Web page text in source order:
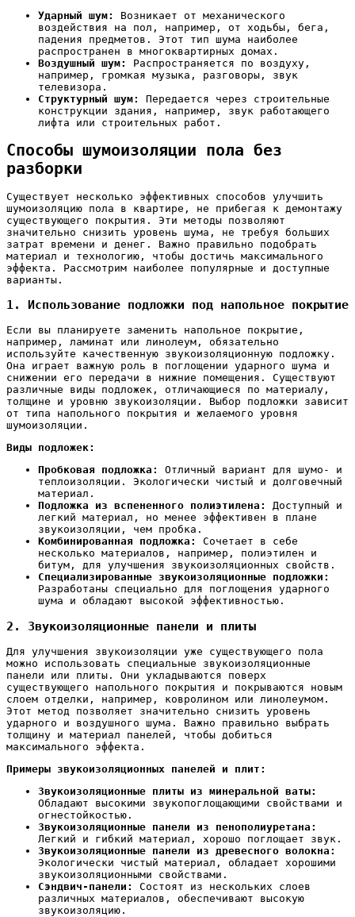
Ударный шум:
Возникает от механического
воздействия на пол, например, от ходьбы, бега,
падения предметов. Этот тип шума наиболее
распространен в многоквартирных домах.
Воздушный шум:
Распространяется по воздуху,
например, громкая музыка, разговоры, звук
телевизора.
Структурный шум:
Передается через строительные
конструкции здания, например, звук работающего
лифта или строительных работ.
Способы шумоизоляции пола без
разборки
Существует несколько эффективных способов улучшить
шумоизоляцию пола в квартире, не прибегая к демонтажу
существующего покрытия. Эти методы позволяют
значительно снизить уровень шума, не требуя больших
затрат времени и денег. Важно правильно подобрать
материал и технологию, чтобы достичь максимального
эффекта. Рассмотрим наиболее популярные и доступные
варианты.
1. Использование подложки под напольное покрытие
Если вы планируете заменить напольное покрытие,
например, ламинат или линолеум, обязательно
используйте качественную звукоизоляционную подложку.
Она играет важную роль в поглощении ударного шума и
снижении его передачи в нижние помещения. Существуют
различные виды подложек, отличающиеся по материалу,
толщине и уровню звукоизоляции. Выбор подложки зависит
от типа напольного покрытия и желаемого уровня
шумоизоляции.
Виды подложек:
Пробковая подложка:
Отличный вариант для шумо- и
теплоизоляции. Экологически чистый и долговечный
материал.
Подложка из вспененного полиэтилена:
Доступный и
легкий материал, но менее эффективен в плане
звукоизоляции, чем пробка.
Комбинированная подложка:
Сочетает в себе
несколько материалов, например, полиэтилен и
битум, для улучшения звукоизоляционных свойств.
Специализированные звукоизоляционные подложки:
Разработаны специально для поглощения ударного
шума и обладают высокой эффективностью.
2. Звукоизоляционные панели и плиты
Для улучшения звукоизоляции уже существующего пола
можно использовать специальные звукоизоляционные
панели или плиты. Они укладываются поверх
существующего напольного покрытия и покрываются новым
слоем отделки, например, ковролином или линолеумом.
Этот метод позволяет значительно снизить уровень
ударного и воздушного шума. Важно правильно выбрать
толщину и материал панелей, чтобы добиться
максимального эффекта.
Примеры звукоизоляционных панелей и плит:
Звукоизоляционные плиты из минеральной ваты:
Обладают высокими звукопоглощающими свойствами и
огнестойкостью.
Звукоизоляционные панели из пенополиуретана:
Легкий и гибкий материал, хорошо поглощает звук.
Звукоизоляционные панели из древесного волокна:
Экологически чистый материал, обладает хорошими
звукоизоляционными свойствами.
Сэндвич-панели:
Состоят из нескольких слоев
различных материалов, обеспечивают высокую
звукоизоляцию.